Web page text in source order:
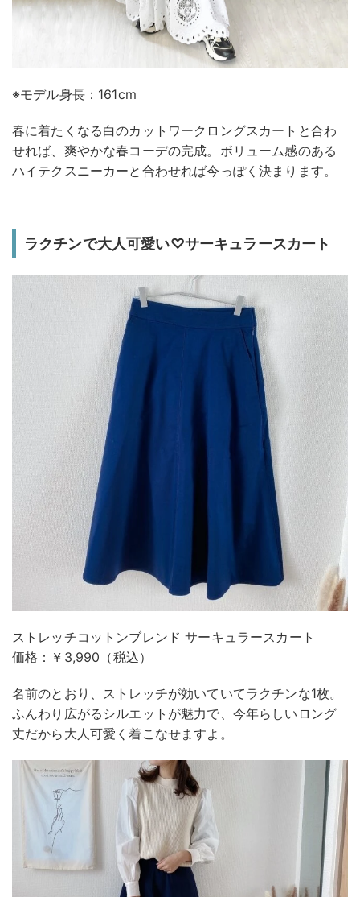
※モデル身長：161cm
春に着たくなる白のカットワークロングスカートと合わ
せれば、爽やかな春コーデの完成。ボリューム感のある
ハイテクスニーカーと合わせれば今っぽく決まります。
ラクチンで大人可愛い♡サーキュラースカート
ストレッチコットンブレンド サーキュラースカート
価格：￥3,990（税込）
名前のとおり、ストレッチが効いていてラクチンな1枚。
ふんわり広がるシルエットが魅力で、今年らしいロング
丈だから大人可愛く着こなせますよ。